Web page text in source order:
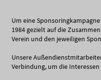
Um eine
1984 gezielt auf die
Verein und den jeweiligen
Unsere
Verbindung, um die